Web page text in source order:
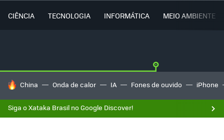
CIÊNCIA TECNOLOGIA INFORMÁTICA MEIO AMBIENTE
TENDÊNCIAS DO DIA
China Onda de calor IA Fones de ouvido iPhone
Siga o Xataka Brasil no Google Discover!